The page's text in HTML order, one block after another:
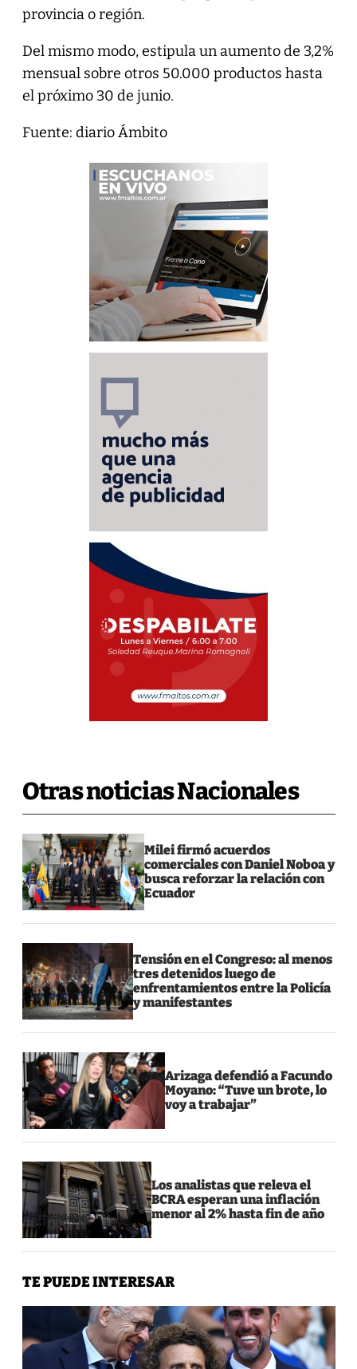
provincia o región.
Del mismo modo, estipula un aumento de 3,2%
mensual sobre otros 50.000 productos hasta
el próximo 30 de junio.
Fuente: diario Ámbito
Otras noticias Nacionales
Milei firmó acuerdos
comerciales con Daniel Noboa y
busca reforzar la relación con
Ecuador
Tensión en el Congreso: al menos
tres detenidos luego de
enfrentamientos entre la Policía
y manifestantes
Arizaga defendió a Facundo
Moyano: “Tuve un brote, lo
voy a trabajar”
Los analistas que releva el
BCRA esperan una inflación
menor al 2% hasta fin de año
TE PUEDE INTERESAR